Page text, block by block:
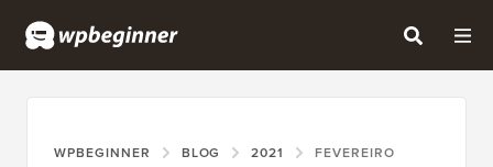
WPBEGINNER BLOG 2021 FEVEREIRO